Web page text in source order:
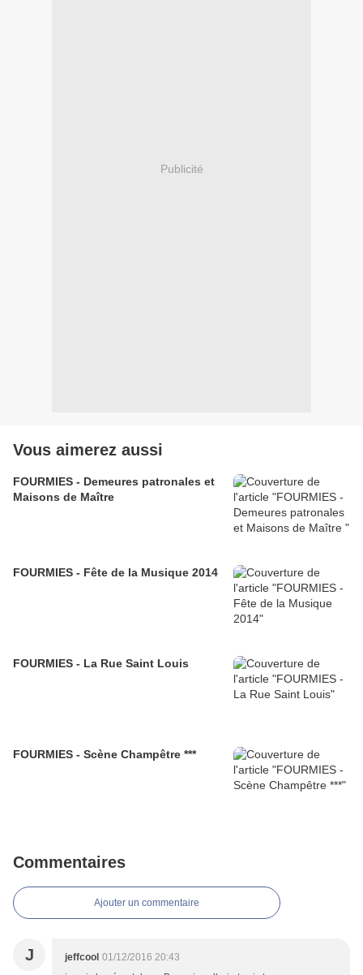
Publicité
Vous aimerez aussi
FOURMIES - Demeures patronales et
Maisons de Maître
FOURMIES - Fête de la Musique 2014
FOURMIES - La Rue Saint Louis
FOURMIES - Scène Champêtre ***
Commentaires
Ajouter un commentaire
J jeffcool 01/12/2016 20:43